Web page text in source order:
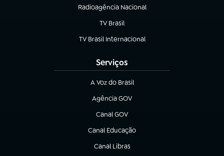
Radioagência Nacional
(abre em nova aba)
TV Brasil
(abre em nova aba)
TV Brasil Internacional
(abre em nova aba)
Serviços
A Voz do Brasil
(abre em nova aba)
Agência GOV
(abre em nova aba)
Canal GOV
(abre em nova aba)
Canal Educação
(abre em nova aba)
Canal Libras
(abre em nova aba)